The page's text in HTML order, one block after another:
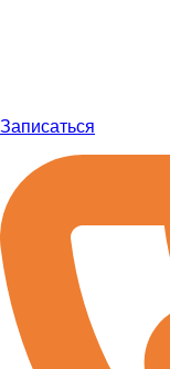
Записаться